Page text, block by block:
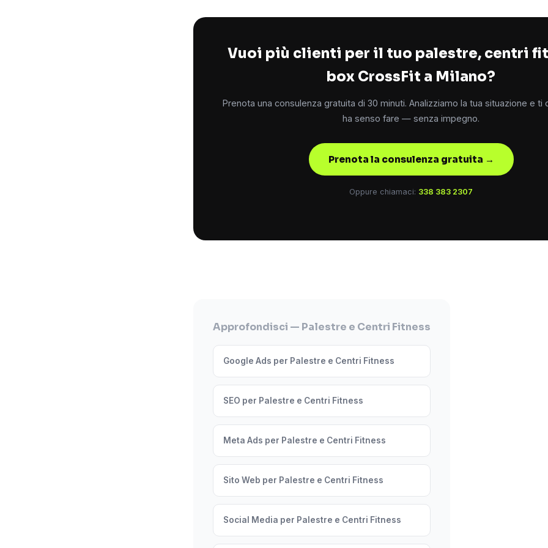
Vuoi più clienti per il tuo palestre, centri
box CrossFit a Milano?
Prenota una consulenza gratuita di 30 minuti. Analizziamo la tua situazione e ti
ha senso fare — senza impegno.
Prenota la consulenza gratuita →
Oppure chiamaci: 338 383 2307
Approfondisci — Palestre e Centri Fitness
Google Ads per Palestre e Centri Fitness
SEO per Palestre e Centri Fitness
Meta Ads per Palestre e Centri Fitness
Sito Web per Palestre e Centri Fitness
Social Media per Palestre e Centri Fitness